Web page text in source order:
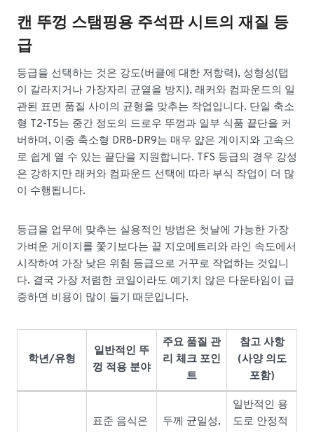
캔 뚜껑 스탬핑용 주석판 시트의 재질 등
급
등급을 선택하는 것은 강도(버클에 대한 저항력), 성형성(탭
이 갈라지거나 가장자리 균열을 방지), 래커와 컴파운드의 일
관된 표면 품질 사이의 균형을 맞추는 작업입니다. 단일 축소
형 T2-T5는 중간 정도의 드로우 뚜껑과 일부 식품 끝단을 커
버하며, 이중 축소형 DR8-DR9는 매우 얇은 게이지와 고속으
로 쉽게 열 수 있는 끝단을 지원합니다. TFS 등급의 경우 강성
은 강하지만 래커와 컴파운드 선택에 따라 부식 작업이 더 많
이 수행됩니다.
등급을 업무에 맞추는 실용적인 방법은 첫날에 가능한 가장
가벼운 게이지를 쫓기보다는 끝 지오메트리와 라인 속도에서
시작하여 가장 낮은 위험 등급으로 거꾸로 작업하는 것입니
다. 결국 가장 저렴한 코일이라도 예기치 않은 다운타임이 급
증하면 비용이 많이 들기 때문입니다.
학년/유형
일반적인 뚜
껑 적용 분야
주요 품질 관
리 체크 포인
트
참고 사항
(사양 의도
포함)
표준 음식은
두께 균일성,
일반적인 용
도로 안정적